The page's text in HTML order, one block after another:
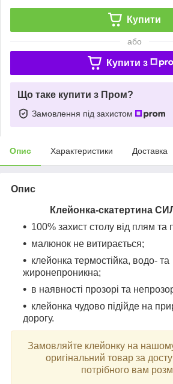
Купити
або
Купити з
Що таке купити з Пром?
Замовлення під захистом
Опис Характеристики Доставка
Опис
Клейонка-скатертина
100% захист столу від плям та
малюнок не витирається;
клейонка термостійка, водо- та
жиронепроникна;
в наявності прозорі та
клейонка чудово підійде на
дорогу.
Замовляйте клейонку на нашому
оригінальний товар за
потрібного вам